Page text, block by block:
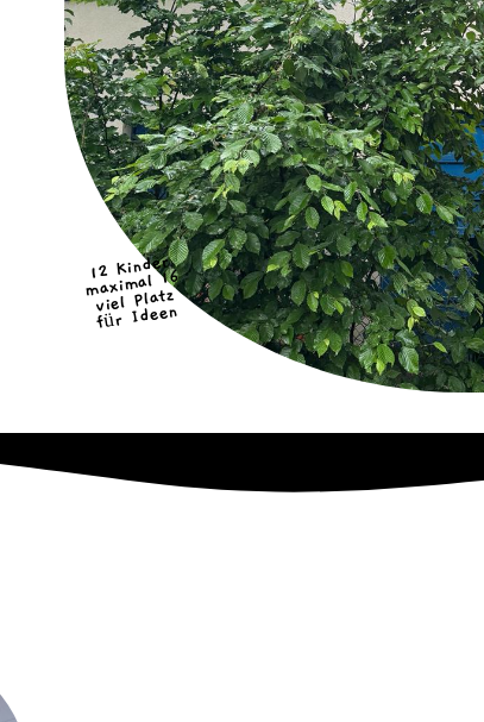
12 Kinder
maximal 16
viel Platz
für Ideen